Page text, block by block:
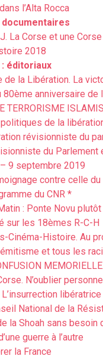
l’Alta Rocca
La Corse et une
2018
éditoriaux
de la Libération. La
anniversaire de
TERRORISME
de la
révisionniste du
du Parlement
9 septembre 2019
contre celle du
du CNR *
: Ponte Novu
sur les 18èmes R-C-H
Cinéma-Histoire. Au
et tous les
N’oublier
libératrice
National de la
la Shoah sans besoin
guerre à l’autre
la France